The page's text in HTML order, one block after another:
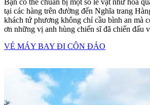
tại các hàng trên đường đến Nghĩa trang
khách tứ phương không chỉ cầu bình an mà
ơn những vị anh hùng chiến sĩ đã chiến đấu
VÉ MÁY BAY ĐI CÔN ĐẢO